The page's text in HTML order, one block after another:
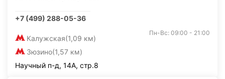
+7 (499) 288-05-36
Калужская(1,09 км)
Зюзино(1,57 км)
Пн-Вс: 09:00 - 21:00
Научный п-д, 14А, стр.8